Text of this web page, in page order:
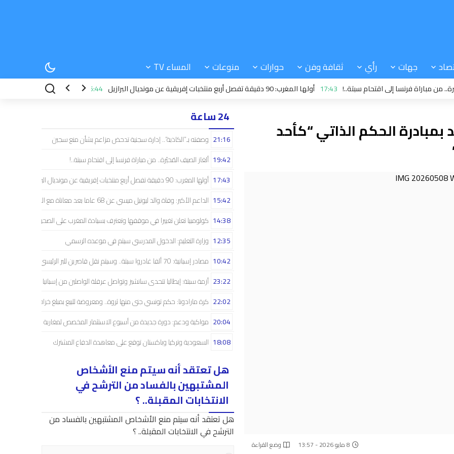
جهات رأي ثقافة وفن حوارات منوعات المساء TV
فرنسا إلى اقتحام سبتة..! 17:43 أولها المغرب: 90 دقيقة تفصل أربع منتخبات إفريقية عن مونديال البرازيل 15:44 زمن هجرة الإسبان
بمبادرة الحكم الذاتي “كأحد
8 مايو 2026 - 13:57 وضع القراءة
24 ساعة
وصفته بـ”الكاذبة”.. إدارة سجنية تدحض مزاعم بشأن منع سجين 21:16
ألغاز الصيف المُحيّرة.. من مباراة فرنسا إلى اقتحام سبتة..! 19:42
أولها المغرب: 90 دقيقة تفصل أربع منتخبات إفريقية عن مونديال البرازيل 17:43
الداعم الأكبر: وفاة والد ليونيل ميسي عن 68 عاما بعد معاناة مع المرض 15:42
كولومبيا تعلن تغييرا في موقفها وتعترف بسيادة المغرب على الصحراء 14:38
وزارة التعليم: الدخول المدرسي سیتم في موعده الرسمي 12:35
مصادر إسبانية: 70 ألفا غادروا سبتة.. وسيتم نقل قاصرين للبر الرئيسي 10:42
أزمة سبتة: إيطاليا تتحدى سانشيز وتواصل عرقلة الواصلين من إسبانيا 23:22
كرة مارادونا: حكم تونسي جنى منها ثروة.. ومعروضة للبيع بمبلغ خرافي 22:02
مواكبة ودعم: دورة جديدة من أسبوع الاستثمار المخصص لمغاربة العالم 20:04
السعودية وتركيا وباكستان توقع على معاهدة الدفاع المشترك 18:08
هل تعتقد أنه سيتم منع الأشخاص
المشتبهين بالفساد من الترشح في
الانتخابات المقبلة.. ؟
هل تعتقد أنه سيتم منع الأشخاص المشتبهين بالفساد من
الترشح في الانتخابات المقبلة.. ؟